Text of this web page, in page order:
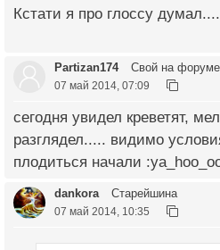
Кстати я про глоссу
Partizan174 Свой на форуме
07 май 2014, 07:09
сегодня увидел креветят,
разглядел..... видимо
плодиться начали
dankora Старейшина
07 май 2014, 10:35